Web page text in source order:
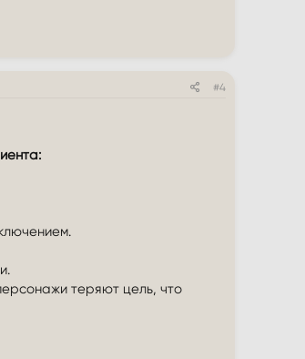
#4
теряют цель, что